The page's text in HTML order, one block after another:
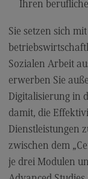
FAQ für
FAQ für
Satzungen
Die
DHBW CAS
(External link)
DHBW
(External link)
Ihren
Sie setzen sich
Sozialen Arbeit
erwerben Sie
Digitalisierung in
damit, die
Dienstleistungen
zwischen dem
je drei Modulen